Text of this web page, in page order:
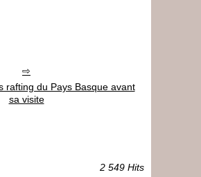
rafting du Pays Basque avant
sa visite
2 549 Hits